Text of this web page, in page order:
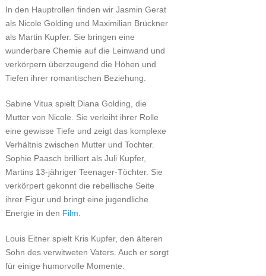
In den Hauptrollen finden wir Jasmin Gerat
als Nicole Golding und Maximilian Brückner
als Martin Kupfer. Sie bringen eine
wunderbare Chemie auf die Leinwand und
verkörpern überzeugend die Höhen und
Tiefen ihrer romantischen Beziehung.
Sabine Vitua spielt Diana Golding, die
Mutter von Nicole. Sie verleiht ihrer Rolle
eine gewisse Tiefe und zeigt das komplexe
Verhältnis zwischen Mutter und Tochter.
Sophie Paasch brilliert als Juli Kupfer,
Martins 13-jähriger Teenager-Töchter. Sie
verkörpert gekonnt die rebellische Seite
ihrer Figur und bringt eine jugendliche
Energie in den Film.
Louis Eitner spielt Kris Kupfer, den älteren
Sohn des verwitweten Vaters. Auch er sorgt
für einige humorvolle Momente.